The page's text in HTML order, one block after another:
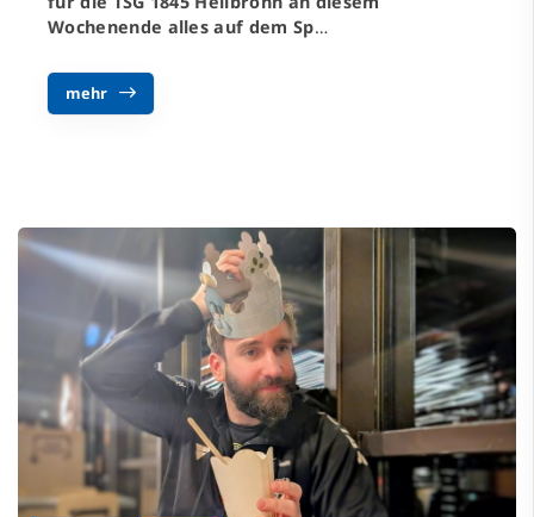
Wochenende alles auf dem Sp…
mehr